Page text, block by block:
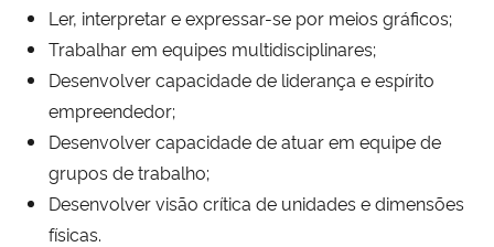
Ler, interpretar e expressar-se por meios gráficos;
Trabalhar em equipes multidisciplinares;
Desenvolver capacidade de liderança e espírito
empreendedor;
Desenvolver capacidade de atuar em equipe de
grupos de trabalho;
Desenvolver visão crítica de unidades e dimensões
físicas.